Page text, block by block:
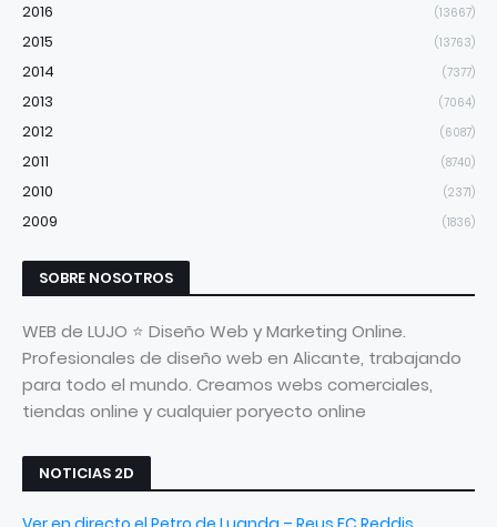
2016 (13667)
2015 (13763)
2014 (7377)
2013 (7064)
2012 (6087)
2011 (8740)
2010 (2371)
2009 (1836)
SOBRE NOSOTROS
WEB de LUJO ⭐ Diseño Web y Marketing Online.
Profesionales de diseño web en Alicante, trabajando
para todo el mundo. Creamos webs comerciales,
tiendas online y cualquier poryecto online
NOTICIAS 2D